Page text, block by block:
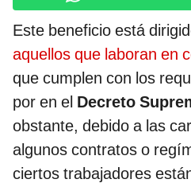
Este beneficio está
aquellos que laboran en
que cumplen con los
por en el Decreto
obstante, debido a las
algunos contratos o
ciertos trabajadores